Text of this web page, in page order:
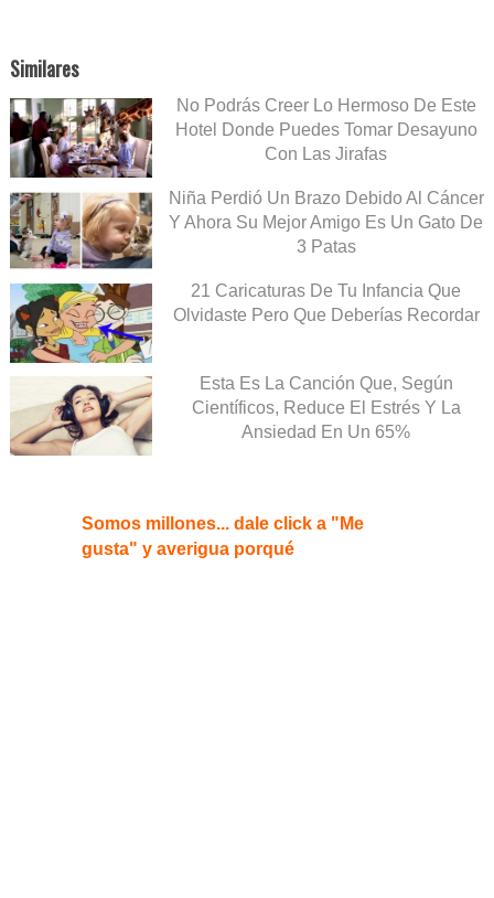
Similares
No Podrás Creer Lo Hermoso De Este
Hotel Donde Puedes Tomar Desayuno
Con Las Jirafas
Niña Perdió Un Brazo Debido Al Cáncer
Y Ahora Su Mejor Amigo Es Un Gato De
3 Patas
21 Caricaturas De Tu Infancia Que
Olvidaste Pero Que Deberías Recordar
Esta Es La Canción Que, Según
Científicos, Reduce El Estrés Y La
Ansiedad En Un 65%
Somos millones... dale click a "Me
gusta" y averigua porqué